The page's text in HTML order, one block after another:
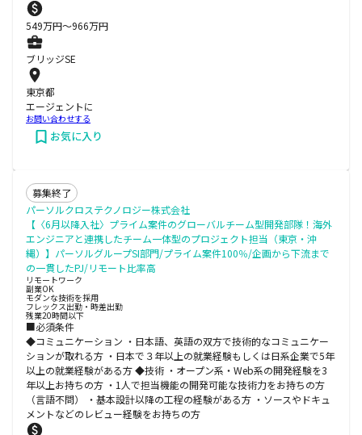
549万円〜966万円
ブリッジSE
東京都
エージェントに
お問い合わせする
お気に入り
募集終了
パーソルクロステクノロジー株式会社
【〈6月以降入社〉プライム案件のグローバルチーム型開発部隊！海外
エンジニアと連携したチーム一体型のプロジェクト担当（東京・沖
縄）】パーソルグループSI部門/プライム案件100％/企画から下流まで
の一貫したPJ/リモート比率高
リモートワーク
副業OK
モダンな技術を採用
フレックス出勤・時差出勤
残業20時間以下
■必須条件
◆コミュニケーション ・日本語、英語の双方で技術的なコミュニケー
ションが取れる方 ・日本で３年以上の就業経験もしくは日系企業で5年
以上の就業経験がある方 ◆技術 ・オープン系・Web系の開発経験を3
年以上お持ちの方 ・1人で担当機能の開発可能な技術力をお持ちの方
（言語不問） ・基本設計以降の工程の経験がある方 ・ソースやドキュ
メントなどのレビュー経験をお持ちの方